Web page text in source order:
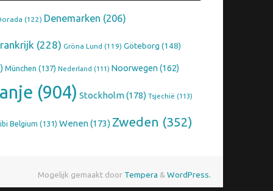
(122) Denemarken (206)
(228) Gröna Lund (119) Göteborg (148)
München (137) Nederland (111) Noorwegen (162)
(904) Stockholm(178) Tsjechië (113)
Belgium (131) Wenen(173) Zweden (352)
Mogelijk gemaakt door Tempera & WordPress.